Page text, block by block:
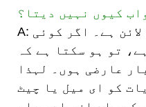
کیوں نہیں دیتا؟
A: ہمارا شخص 24 گھنٹے آن لائن ہے۔ اگر کوئی
تو ہو سکتا ہے کہ
عارضی ہوں۔ لہذا
کو ای میل یا چیٹ